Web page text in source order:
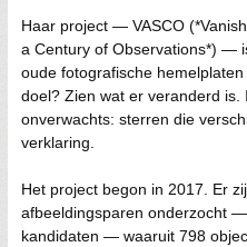
Haar project — VASCO
a Century of Observations*) —
oude fotografische
doel? Zien wat er veranderd
onverwachts: sterren die
verklaring.
Het project begon in 2017. Er
afbeeldingsparen onderzocht
kandidaten — waaruit 798